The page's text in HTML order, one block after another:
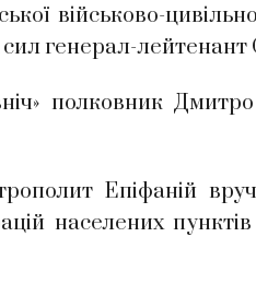
військово-
сил генерал-
полковник
Епіфаній
населених